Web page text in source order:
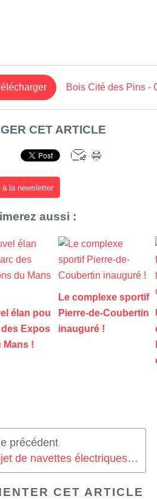
Bois Cité des Pins -
CET ARTICLE
à la newsletter
aussi :
élan pou
des Expos
Mans !
Le complexe sportif
Pierre-de-Coubertin
inauguré !
Un projet de navettes électriques en hyper-centre en réflexion
CET ARTICLE